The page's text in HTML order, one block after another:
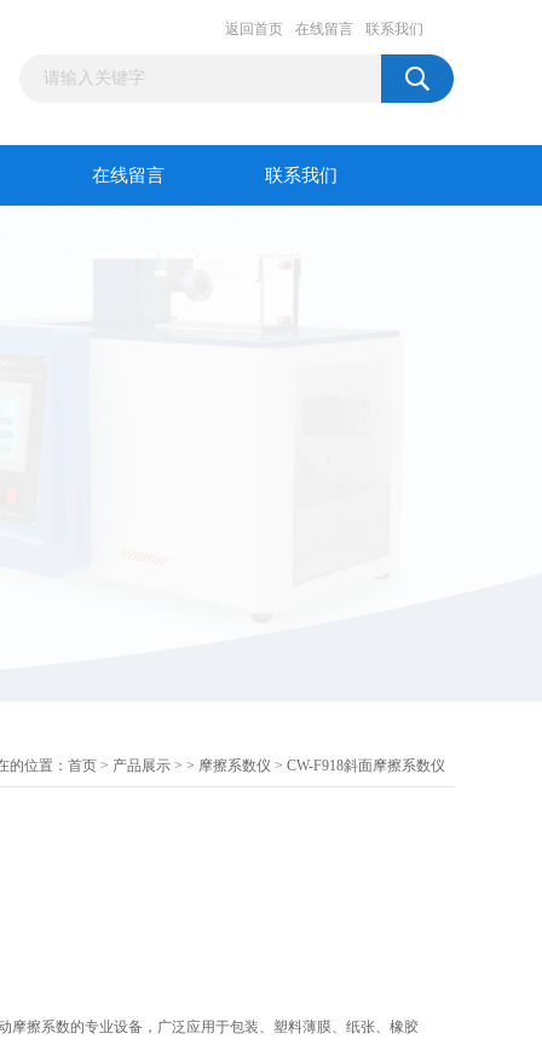
返回首页 在线留言 联系我们
在线留言 联系我们
的位置： 首页 > 产品展示 > > 摩擦系数仪 > CW-F918斜面摩擦系数仪
摩擦系数的专业设备，广泛应用于包装、塑料薄膜、纸张、橡胶